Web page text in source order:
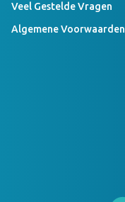
Veel Gestelde Vragen
Algemene Voorwaarden